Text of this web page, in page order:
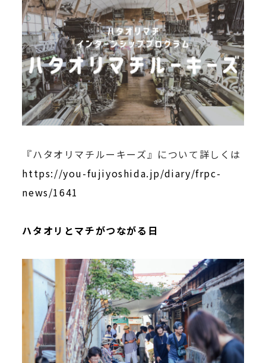
『ハタオリマチルーキーズ』について詳しくは
https://you-fujiyoshida.jp/diary/frpc-
news/1641
ハタオリとマチがつながる日